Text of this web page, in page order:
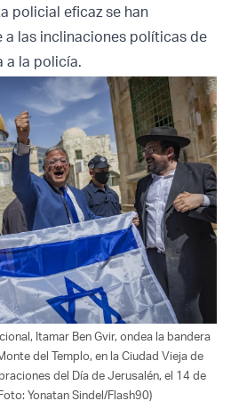
policial eficaz se han
las inclinaciones políticas de
a la policía.
Itamar Ben Gvir, ondea la bandera
del Templo, en la Ciudad Vieja de
del Día de Jerusalén, el 14 de
Yonatan Sindel/Flash90)